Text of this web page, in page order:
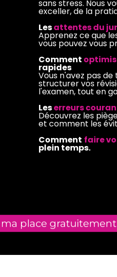
sans stress. Nous
exceller, de la
Lesattentes du
Apprenez ce que
vous pouvez vous
Comment
rapides
Vous n'avez pas
structurer vos
l'examen, tout en
Leserreurs
Découvrez les
et comment les
Comment faire
plein temps.
ma place gratuitement